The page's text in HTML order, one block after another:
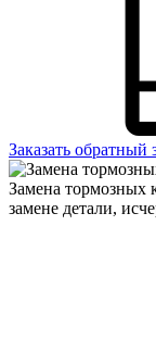
Заказать обратный
Замена тормозных
замене детали,